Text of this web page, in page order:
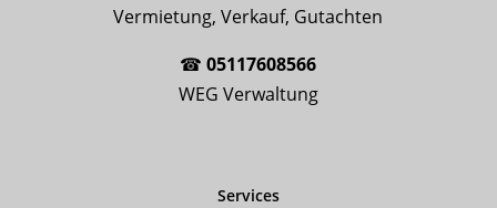
Vermietung, Verkauf, Gutachten
☎05117608566
WEG Verwaltung
Services